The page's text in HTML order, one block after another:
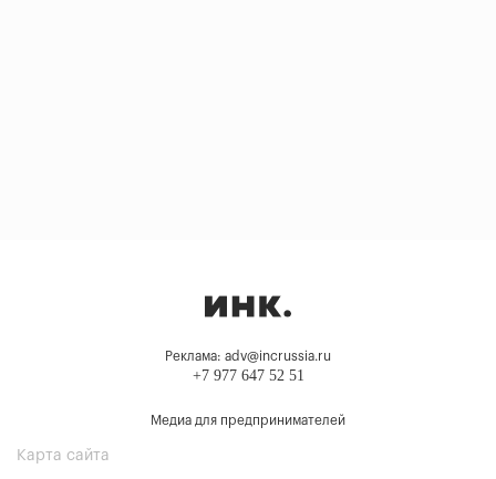
Реклама: adv@incrussia.ru
+7 977 647 52 51
Медиа для предпринимателей
Карта сайта